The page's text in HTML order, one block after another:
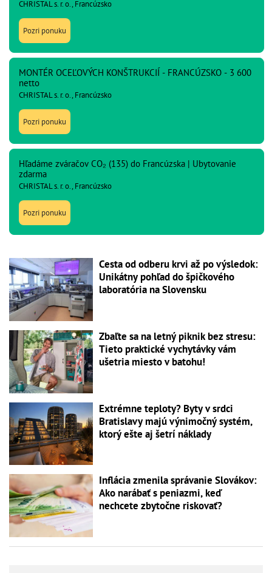
CHRISTAL s. r. o., Francúzsko
Pozri ponuku
MONTÉR OCEĽOVÝCH KONŠTRUKCIÍ - FRANCÚZSKO - 3 600
netto
CHRISTAL s. r. o., Francúzsko
Pozri ponuku
Hľadáme zváračov CO₂ (135) do Francúzska | Ubytovanie
zdarma
CHRISTAL s. r. o., Francúzsko
Pozri ponuku
Cesta od odberu krvi až po výsledok:
Unikátny pohľad do špičkového
laboratória na Slovensku
Zbaľte sa na letný piknik bez stresu:
Tieto praktické vychytávky vám
ušetria miesto v batohu!
Extrémne teploty? Byty v srdci
Bratislavy majú výnimočný systém,
ktorý ešte aj šetrí náklady
Inflácia zmenila správanie Slovákov:
Ako narábať s peniazmi, keď
nechcete zbytočne riskovať?